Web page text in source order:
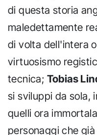
di questa storia
maledettamente
di volta dell'intera
virtuosismo
tecnica; Tobias
si sviluppi da sola,
quelli ora
personaggi che